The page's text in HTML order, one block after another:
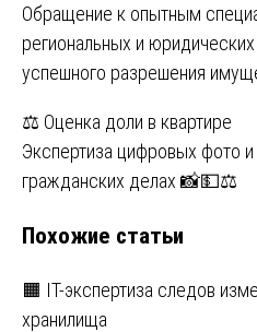
Обращение к опытным
региональных и
успешного разрешения
Навигация
по
⚖️ Оценка доли в квартире
Экспертиза цифровых фото
гражданских делах 📸💵⚖️
Похожие статьи
🟧 IT-экспертиза следов
хранилища